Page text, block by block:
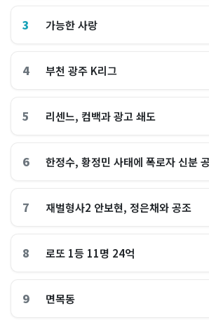
3 가능한 사랑
4 부천 광주 K리그
5 리센느, 컴백과 광고 쇄도
6 한정수, 황정민 사태에 폭로자 신분
7 재벌형사2 안보현, 정은채와 공조
8 로또 1등 11명 24억
9 면목동